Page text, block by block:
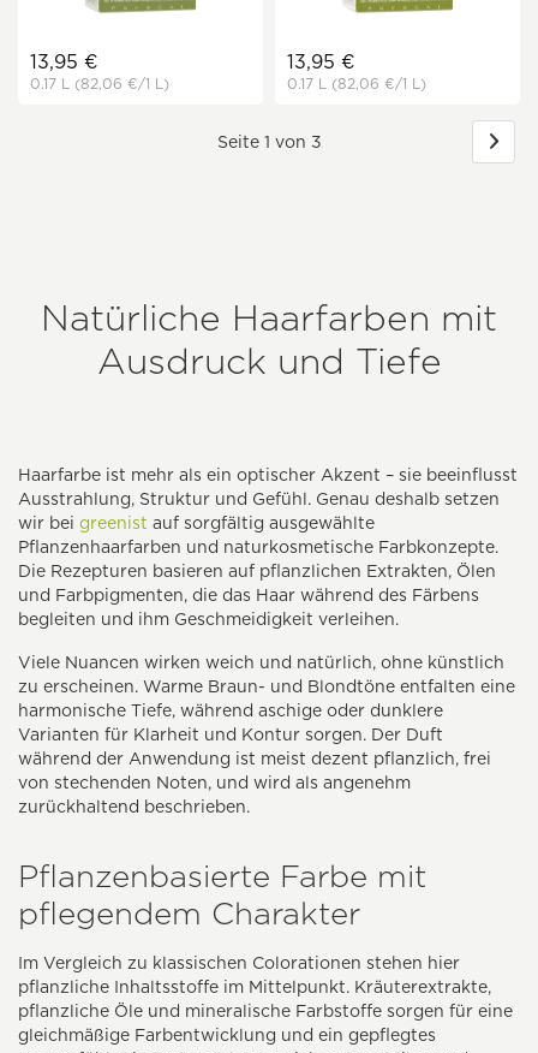
13,95 €
0.17 L (82,06 €/1 L)
13,95 €
0.17 L (82,06 €/1 L)
Seite 1 von 3
Natürliche Haarfarben mit
Ausdruck und Tiefe
Haarfarbe ist mehr als ein optischer Akzent – sie beeinflusst
Ausstrahlung, Struktur und Gefühl. Genau deshalb setzen
wir bei greenist auf sorgfältig ausgewählte
Pflanzenhaarfarben und naturkosmetische Farbkonzepte.
Die Rezepturen basieren auf pflanzlichen Extrakten, Ölen
und Farbpigmenten, die das Haar während des Färbens
begleiten und ihm Geschmeidigkeit verleihen.
Viele Nuancen wirken weich und natürlich, ohne künstlich
zu erscheinen. Warme Braun- und Blondtöne entfalten eine
harmonische Tiefe, während aschige oder dunklere
Varianten für Klarheit und Kontur sorgen. Der Duft
während der Anwendung ist meist dezent pflanzlich, frei
von stechenden Noten, und wird als angenehm
zurückhaltend beschrieben.
Pflanzenbasierte Farbe mit
pflegendem Charakter
Im Vergleich zu klassischen Colorationen stehen hier
pflanzliche Inhaltsstoffe im Mittelpunkt. Kräuterextrakte,
pflanzliche Öle und mineralische Farbstoffe sorgen für eine
gleichmäßige Farbentwicklung und ein gepflegtes